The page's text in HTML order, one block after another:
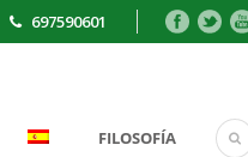
697590601
FILOSOFÍA